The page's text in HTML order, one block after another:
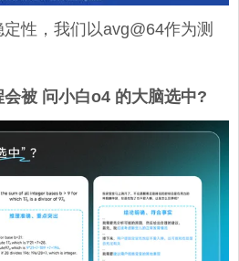
性，我们以avg@64作为测
被 问小白o4 的大脑选中?